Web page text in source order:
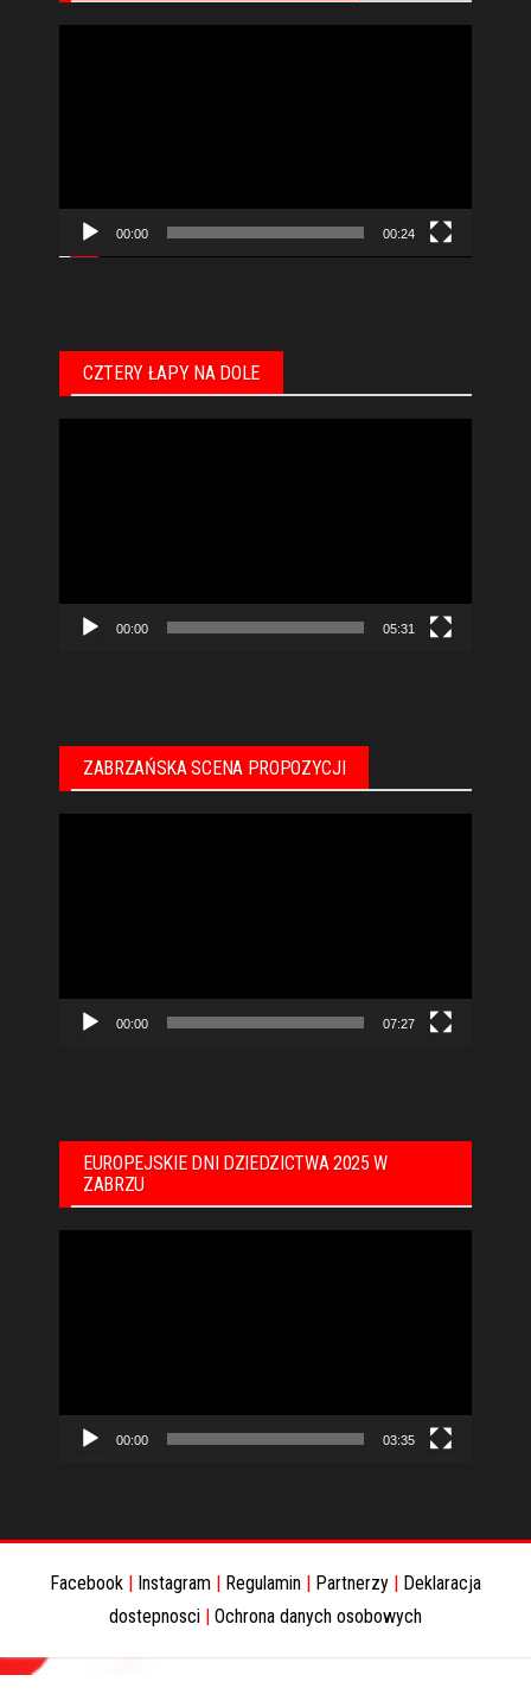
00:00 00:24
CZTERY ŁAPY NA DOLE
00:00 05:31
ZABRZAŃSKA SCENA PROPOZYCJI
00:00 07:27
EUROPEJSKIE DNI DZIEDZICTWA 2025 W
ZABRZU
00:00 03:35
Facebook | Instagram | Regulamin | Partnerzy | Deklaracja
dostepnosci | Ochrona danych osobowych